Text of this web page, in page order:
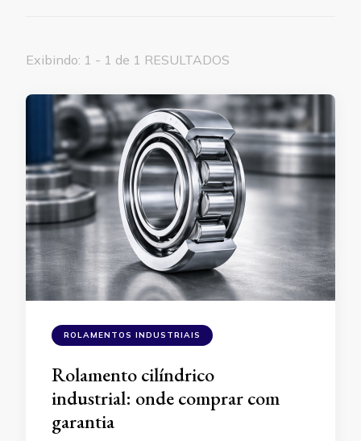
Exibindo: 1 - 1 de 1 RESULTADOS
ROLAMENTOS INDUSTRIAIS
Rolamento cilíndrico
industrial: onde comprar com
garantia